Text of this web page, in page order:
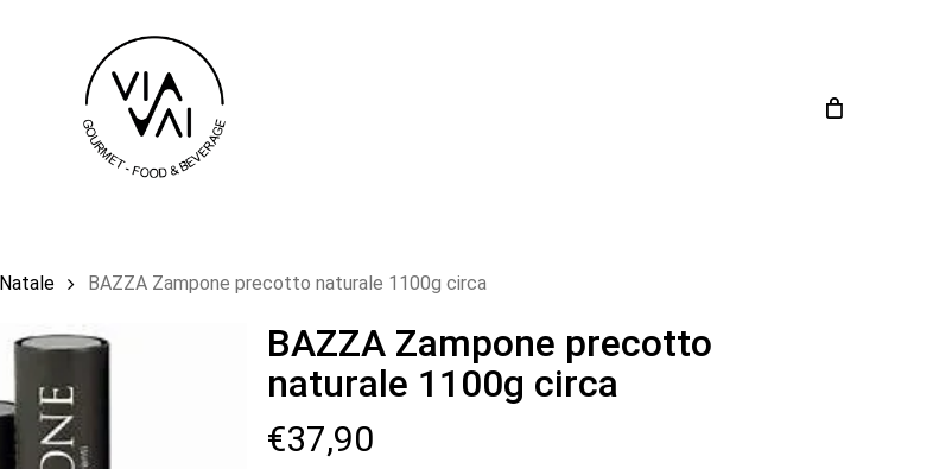
Natale BAZZA Zampone precotto naturale 1100g circa
BAZZA Zampone precotto
naturale 1100g circa
€37,90